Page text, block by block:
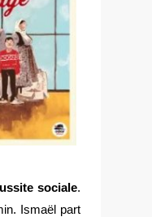
sociale.
Ismaël part